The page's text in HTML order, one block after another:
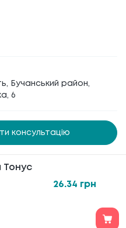
Тонус
26.34 грн
Бучанський район,
6
консультацію
© 2020-2026